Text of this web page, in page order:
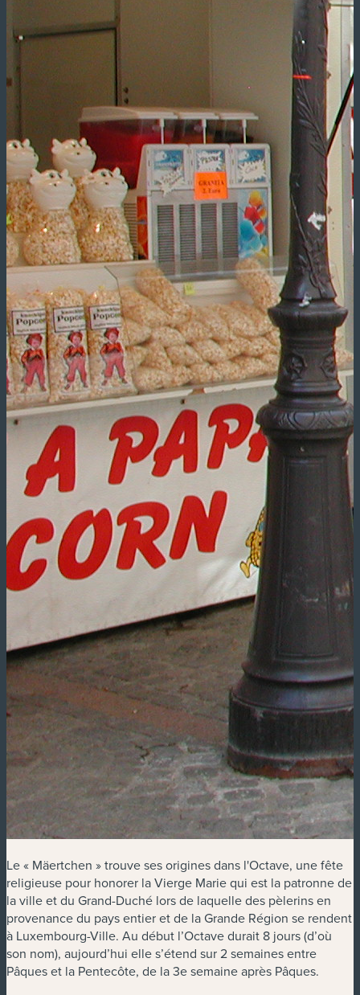
Le « Mäertchen » trouve ses origines dans l'Octave, une fête
religieuse pour honorer la Vierge Marie qui est la patronne de
la ville et du Grand-Duché lors de laquelle des pèlerins en
provenance du pays entier et de la Grande Région se rendent
à Luxembourg-Ville. Au début l’Octave durait 8 jours (d’où
son nom), aujourd’hui elle s’étend sur 2 semaines entre
Pâques et la Pentecôte, de la 3e semaine après Pâques.